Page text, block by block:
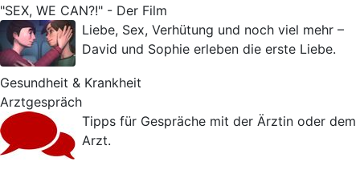
"SEX, WE CAN?!" - Der Film
Liebe, Sex, Verhütung und noch viel mehr –
David und Sophie erleben die erste Liebe.
Gesundheit & Krankheit
Arztgespräch
Tipps für Gespräche mit der Ärztin oder dem
Arzt.